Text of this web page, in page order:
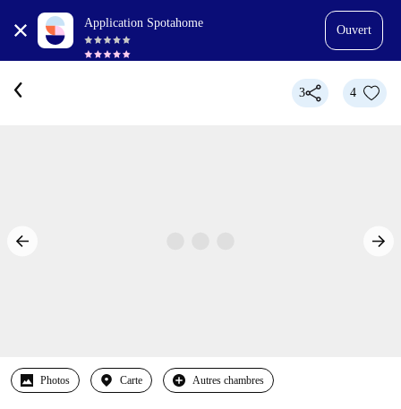
Application Spotahome
Ouvert
3 4
Photos Carte Autres chambres